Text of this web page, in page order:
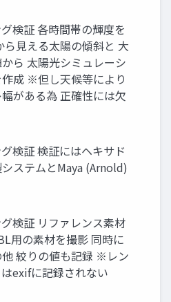
検証 各時間帯の輝度を
ら見える太陽の傾斜と 大
ら 太陽光シミュレーシ
作成 ※但し天候等により
がある為 正確性には欠
検証 検証にはヘキサド
ステムとMaya (Arnold)
検証 リファレンス素材
用の素材を撮影 同時に
絞りの値も記録 ※レン
exifに記録されない